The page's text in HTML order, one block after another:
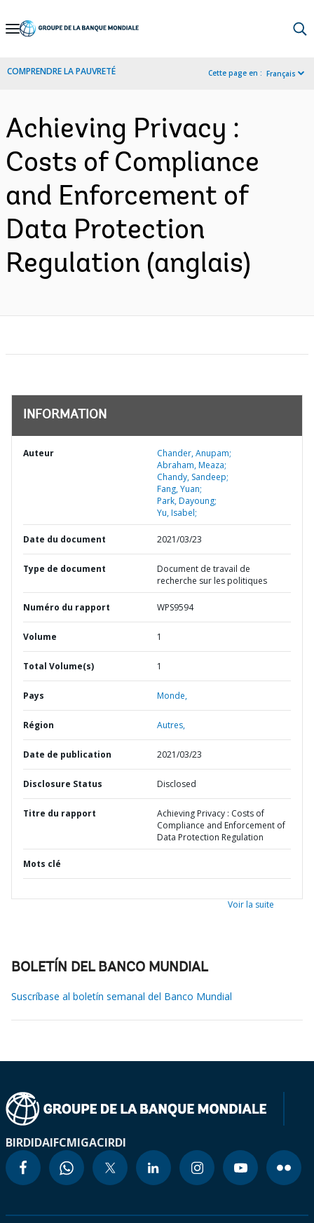
Skip
Navigation
COMPRENDRE LA PAUVRETÉ Cette page en : Français
Achieving Privacy :
Costs of Compliance
and Enforcement of
Data Protection
Regulation (anglais)
INFORMATION
Auteur
Chander, Anupam;
Abraham, Meaza;
Chandy, Sandeep;
Fang, Yuan;
Park, Dayoung;
Yu, Isabel;
Date du document 2021/03/23
Type de document
Document de travail de
recherche sur les politiques
Numéro du rapport WPS9594
Volume 1
Total Volume(s) 1
Pays Monde,
Région Autres,
Date de publication 2021/03/23
Disclosure Status Disclosed
Titre du rapport
Achieving Privacy : Costs of
Compliance and Enforcement of
Data Protection Regulation
Mots clé
Voir la suite
BOLETÍN DEL BANCO MUNDIAL
Suscríbase al boletín semanal del Banco Mundial
BIRDIDAIFCMIGACIRDI